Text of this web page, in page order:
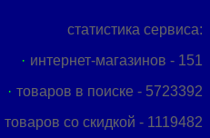
статистика сервиса:
интернет-магазинов - 151
товаров в поиске - 5723392
товаров со скидкой - 1119482